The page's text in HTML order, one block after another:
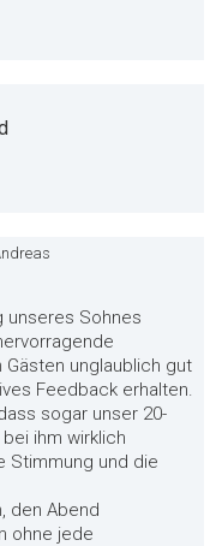
unseres Sohnes
Gästen unglaublich gut
Feedback erhalten.
sogar unser 20-
ihm wirklich
Stimmung und die
den Abend
ohne jede